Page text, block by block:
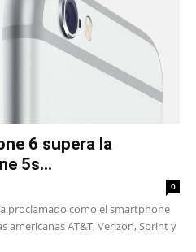
6 supera la
5s...
0
proclamado como el smartphone
americanas AT&T, Verizon, Sprint y